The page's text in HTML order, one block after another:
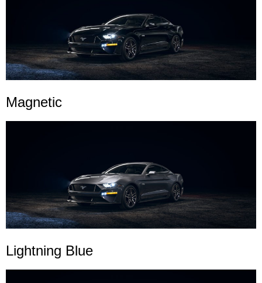
Magnetic
Lightning Blue